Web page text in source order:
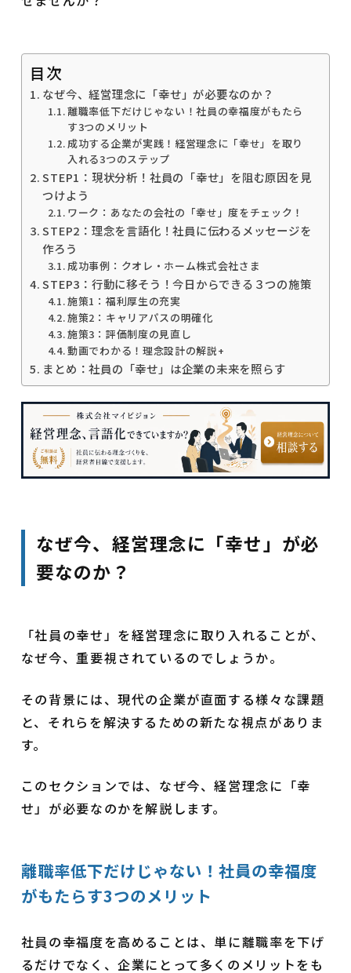
目次
なぜ今、経営理念に「幸せ」が必要なのか？
離職率低下だけじゃない！社員の幸福度がもたら
す3つのメリット
成功する企業が実践！経営理念に「幸せ」を取り
入れる3つのステップ
STEP1：現状分析！社員の「幸せ」を阻む原因を見
つけよう
ワーク：あなたの会社の「幸せ」度をチェック！
STEP2：理念を言語化！社員に伝わるメッセージを
作ろう
成功事例：クオレ・ホーム株式会社さま
STEP3：行動に移そう！今日からできる３つの施策
施策1：福利厚生の充実
施策2：キャリアパスの明確化
施策3：評価制度の見直し
動画でわかる！理念設計の解説+
まとめ：社員の「幸せ」は企業の未来を照らす
なぜ今、経営理念に「幸せ」が必
要なのか？
「社員の幸せ」を経営理念に取り入れることが、
なぜ今、重要視されているのでしょうか。
その背景には、現代の企業が直面する様々な課題
と、それらを解決するための新たな視点がありま
す。
このセクションでは、なぜ今、経営理念に「幸
せ」が必要なのかを解説します。
離職率低下だけじゃない！社員の幸福度
がもたらす3つのメリット
社員の幸福度を高めることは、単に離職率を下げ
るだけでなく、企業にとって多くのメリットをも